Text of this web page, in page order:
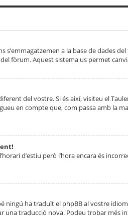
a la base de dades
fòrum. Aquest sistema us permet
del vostre. Si és així, visiteu el
en compte que, com passa amb la
d’estiu però l’hora encara és
ningú ha traduït el phpBB al vostre
una traducció nova. Podeu trobar